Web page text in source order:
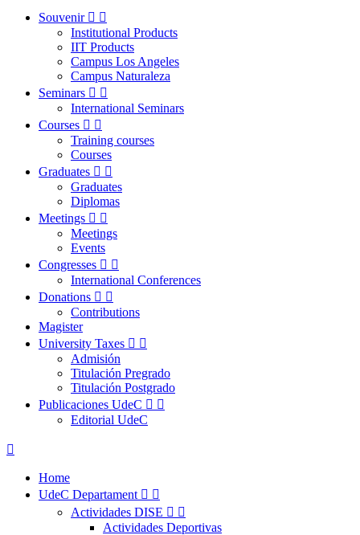
Souvenir  
Institutional Products
IIT Products
Campus Los Angeles
Campus Naturaleza
Seminars  
International Seminars
Courses  
Training courses
Courses
Graduates  
Graduates
Diplomas
Meetings  
Meetings
Events
Congresses  
International Conferences
Donations  
Contributions
Magister
University Taxes  
Admisión
Titulación Pregrado
Titulación Postgrado
Publicaciones UdeC  
Editorial UdeC

Home
UdeC Departament  
Actividades DISE  
Actividades Deportivas